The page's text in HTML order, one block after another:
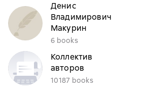
Денис
Владимирович
Макурин
6 books
Коллектив
авторов
10187 books